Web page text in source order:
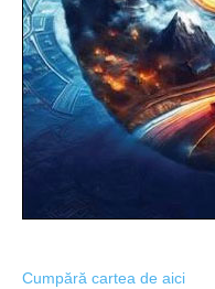
Cumpără cartea de aici